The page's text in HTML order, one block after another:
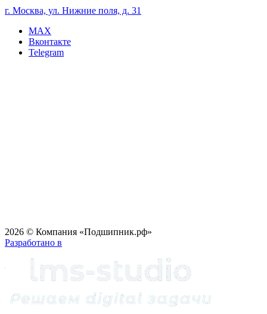
г. Москва, ул. Нижние поля, д. 31
MAX
Вконтакте
Telegram
2026 © Компания «Подшипник.рф»
Разработано в